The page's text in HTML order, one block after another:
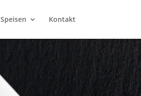
Speisen Kontakt